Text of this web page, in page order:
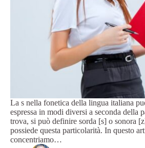
La s nella fonetica della lingua italiana
espressa in modi diversi a seconda della
trova, si può definire sorda [s] o sonora
possiede questa particolarità. In questo
concentriamo…